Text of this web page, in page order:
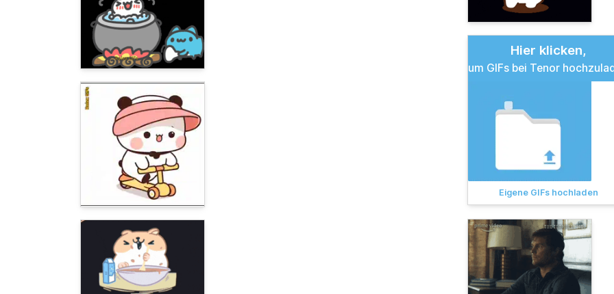
Hier klicken,
um GIFs bei Tenor
Eigene GIFs hochladen